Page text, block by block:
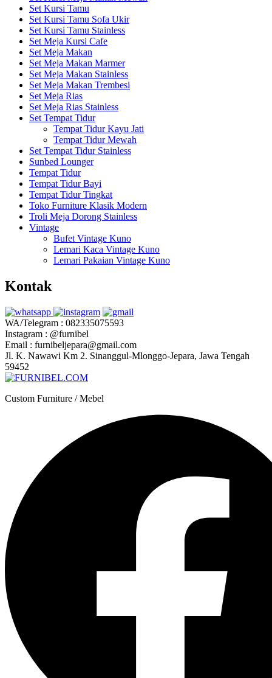
Set Kursi Tamu
Set Kursi Tamu Sofa Ukir
Set Kursi Tamu Stainless
Set Meja Kursi Cafe
Set Meja Makan
Set Meja Makan Marmer
Set Meja Makan Stainless
Set Meja Makan Trembesi
Set Meja Rias
Set Meja Rias Stainless
Set Tempat Tidur
Tempat Tidur Kayu Jati
Tempat Tidur Mewah
Set Tempat Tidur Stainless
Sunbed Lounger
Tempat Tidur
Tempat Tidur Bayi
Tempat Tidur Tingkat
Toko Furniture Klasik Modern
Troli Meja Dorong Stainless
Vintage
Bufet Vintage Kuno
Lemari Kaca Vintage Kuno
Lemari Pakaian Vintage Kuno
Kontak
WA/Telegram : 082335075593
Instagram : @furnibel
Email : furnibeljepara@gmail.com
Jl. K. Nawawi Km 2. Sinanggul-Mlonggo-Jepara, Jawa Tengah
59452
Custom Furniture / Mebel